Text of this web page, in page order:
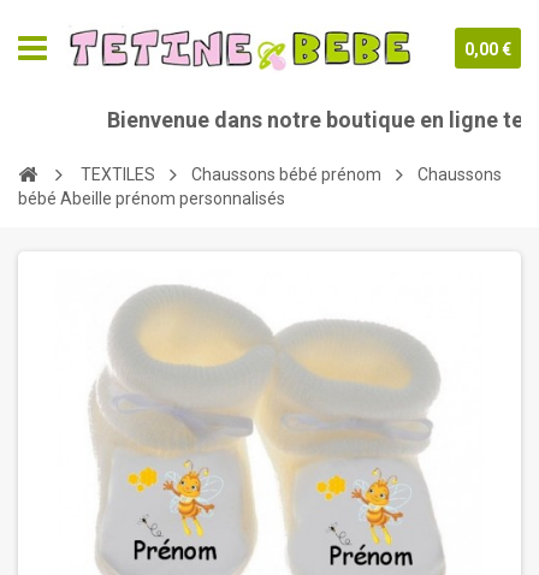
0,00 €
Bienvenue dans notre boutique en ligne
TEXTILES Chaussons bébé prénom
Chaussons
bébé Abeille prénom personnalisés